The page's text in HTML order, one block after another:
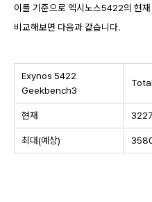
이를 기준으로 엑시노스5422의 현
비교해보면 다음과 같습니다.
Exynos 5422
Geekbench3
현재 3227
최대(예상)